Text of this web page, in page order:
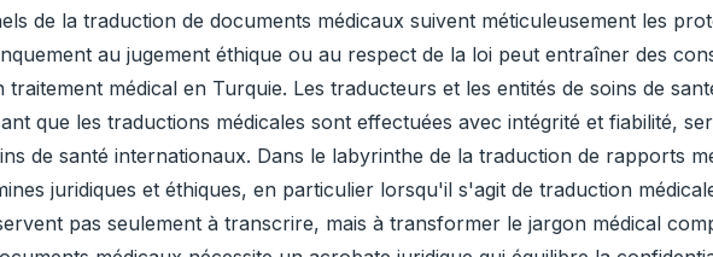
de la traduction de documents médicaux suivent méticuleusement les
au jugement éthique ou au respect de la loi peut entraîner des
médical en Turquie. Les traducteurs et les entités de soins de
que les traductions médicales sont effectuées avec intégrité et fiabilité,
de santé internationaux. Dans le labyrinthe de la traduction de rapports
juridiques et éthiques, en particulier lorsqu'il s'agit de traduction
pas seulement à transcrire, mais à transformer le jargon médical